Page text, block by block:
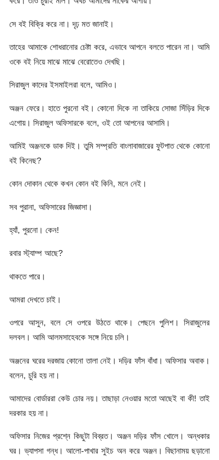
সে বই বিক্রি করে না। দৃঢ় মত জানাই।
তাহের আমাকে শোধরানোর চেষ্টা করে, এভাবে আপনে বলতে পারেন না। আমি
ওকে বই নিয়ে মাঝে মাঝে বেরোতেও দেখছি।
সিরাজুল কাদের ইসমাইলরা বলে, আমিও।
অঞ্জন ফেরে। হাতে পুরনো বই। কোনো দিকে না তাকিয়ে সোজা সিঁড়ির দিকে
এগোয়। সিরাজুল অফিসারকে বলে, ওই তো আপনের আসামি।
আমিই অঞ্জনকে ডাক দিই। তুমি সম্প্রতি বাংলাবাজারের ফুটপাত থেকে কোনো
বই কিনেছ?
কোন দোকান থেকে কখন কোন বই কিনি, মনে নেই।
সব পুরানা, অফিসারের জিজ্ঞাসা।
হ্যাঁ, পুরনো। কেন!
রবার স্ট্যাম্প আছে?
থাকতে পারে।
আমরা দেখতে চাই।
ওপরে আসুন, বলে সে ওপরে উঠতে থাকে। পেছনে পুলিশ। সিরাজুলের
দলবল। আমি আলমসাহেবকে সঙ্গে নিয়ে চলি।
অঞ্জনের ঘরের দরজায় কোনো তালা নেই। দড়ির ফাঁস বাঁধা। অফিসার অবাক।
বলেন, চুরি হয় না।
আমাদের বোর্ডাররা কেউ চোর নয়। তাছাড়া নেওয়ার মতো আছেই বা কী! তাই
দরকার হয় না।
অফিসার নিজের প্রশ্নে কিছুটা বিব্রত। অঞ্জন দড়ির ফাঁস খোলে। অন্ধকার
ঘর। ভ্যাপসা গন্ধ। আলো-পাখার সুইচ অন করে অঞ্জন। বিছানাময় ছড়ানো